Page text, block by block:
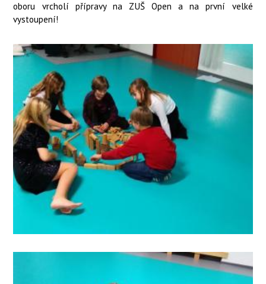
oboru vrcholí přípravy na ZUŠ Open a na první velké
vystoupení!